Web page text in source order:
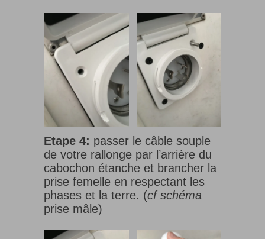
Etape 4: passer le câble souple
de votre rallonge par l’arrière du
cabochon étanche et brancher la
prise femelle en respectant les
phases et la terre. (cf schéma
prise mâle)